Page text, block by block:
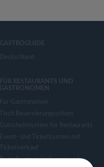
GASTROGUIDE
Deutschland
FÜR RESTAURANTS UND
GASTRONOMEN
Für Gastronomen
Tisch Reservierungsystem
Gutscheinsystem für Restaurants
Event- und Ticketsystem mit
Ticketverkauf
Bestellsystem Lieferung und